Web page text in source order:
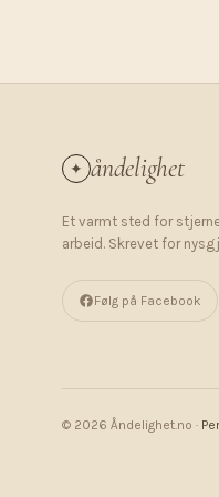
✦ åndelighet
Et varmt sted for
arbeid. Skrevet for
Følg på Facebook
© 2026 Åndelighet.no ·